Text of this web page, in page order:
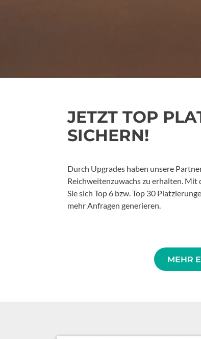
JETZT TOP
SICHERN!
Durch Upgrades haben unsere
Reichweitenzuwachs zu erhalten.
Sie sich Top 6 bzw. Top 30
mehr Anfragen generieren.
MEHR